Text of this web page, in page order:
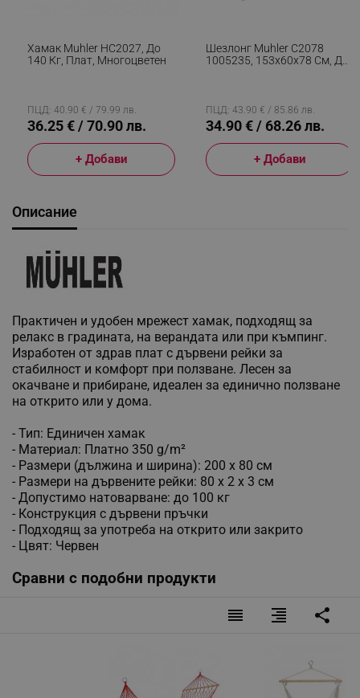
Хамак Muhler HC2027, До
140 Кг, Плат, Многоцветен
ПЦД: 40.90 € / 79.99 лв.
36.25 € / 70.90 лв.
+ Добави
Шезлонг Muhler C2078
1005235, 153х60х78 См, До
ПЦД: 43.90 € / 85.86 лв.
34.90 € / 68.26 лв.
+ Добави
Описание
Практичен и удобен мрежест хамак, подходящ за
релакс в градината, на верандата или при къмпинг.
Изработен от здрав плат с дървени рейки за
стабилност и комфорт при ползване. Лесен за
окачване и прибиране, идеален за единично ползване
на открито или у дома.
- Тип: Единичен хамак
- Материал: Платно 350 g/m²
- Размери (дължина и ширина): 200 x 80 см
- Размери на дървените рейки: 80 x 2 x 3 см
- Допустимо натоварване: до 100 кг
- Конструкция с дървени пръчки
- Подходящ за употреба на открито или закрито
- Цвят: Червен
Сравни с подобни продукти
reorder format_align_right share